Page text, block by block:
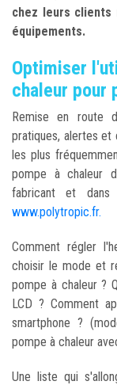
chez leurs clients
équipements.
Optimiser
chaleur pour
Remise en route
pratiques, alertes et
les plus
pompe à chaleur
fabricant et
www.polytropic.fr.
Comment régler
choisir le mode et
pompe à chaleur ?
LCD ? Comment
smartphone ?
pompe à chaleur
Une liste qui